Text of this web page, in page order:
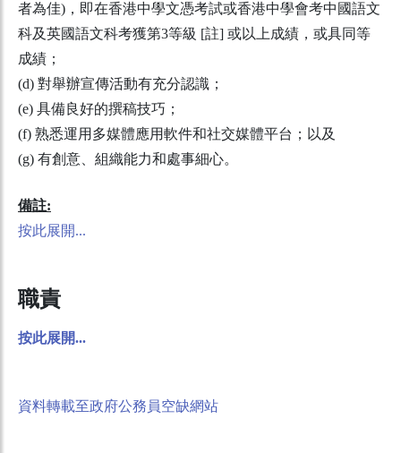
者為佳)，即在香港中學文憑考試或香港中學會考中國語文
科及英國語文科考獲第3等級 [註] 或以上成績，或具同等
成績；
(d) 對舉辦宣傳活動有充分認識；
(e) 具備良好的撰稿技巧；
(f) 熟悉運用多媒體應用軟件和社交媒體平台；以及
(g) 有創意、組織能力和處事細心。
備註:
按此展開...
職責
按此展開...
資料轉載至政府公務員空缺網站